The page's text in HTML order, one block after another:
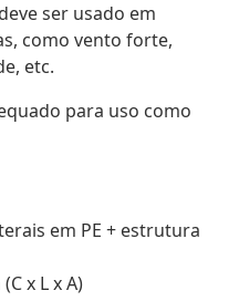
ser usado em
como vento forte,
etc.
para uso como
em PE + estrutura
x L x A)